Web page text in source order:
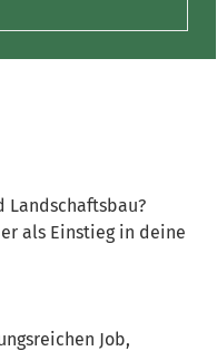
Landschaftsbau?
als Einstieg in deine
Job,